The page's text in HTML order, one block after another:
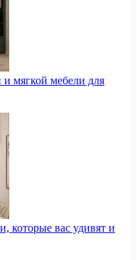
мягкой мебели для
которые вас удивят и